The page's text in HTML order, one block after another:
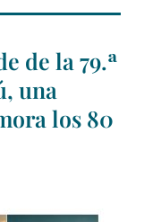
de la 79.ª
una
los 80